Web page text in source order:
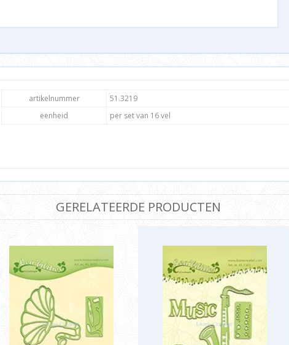
artikelnummer
51.3219
eenheid
per set van 16 vel
GERELATEERDE PRODUCTEN